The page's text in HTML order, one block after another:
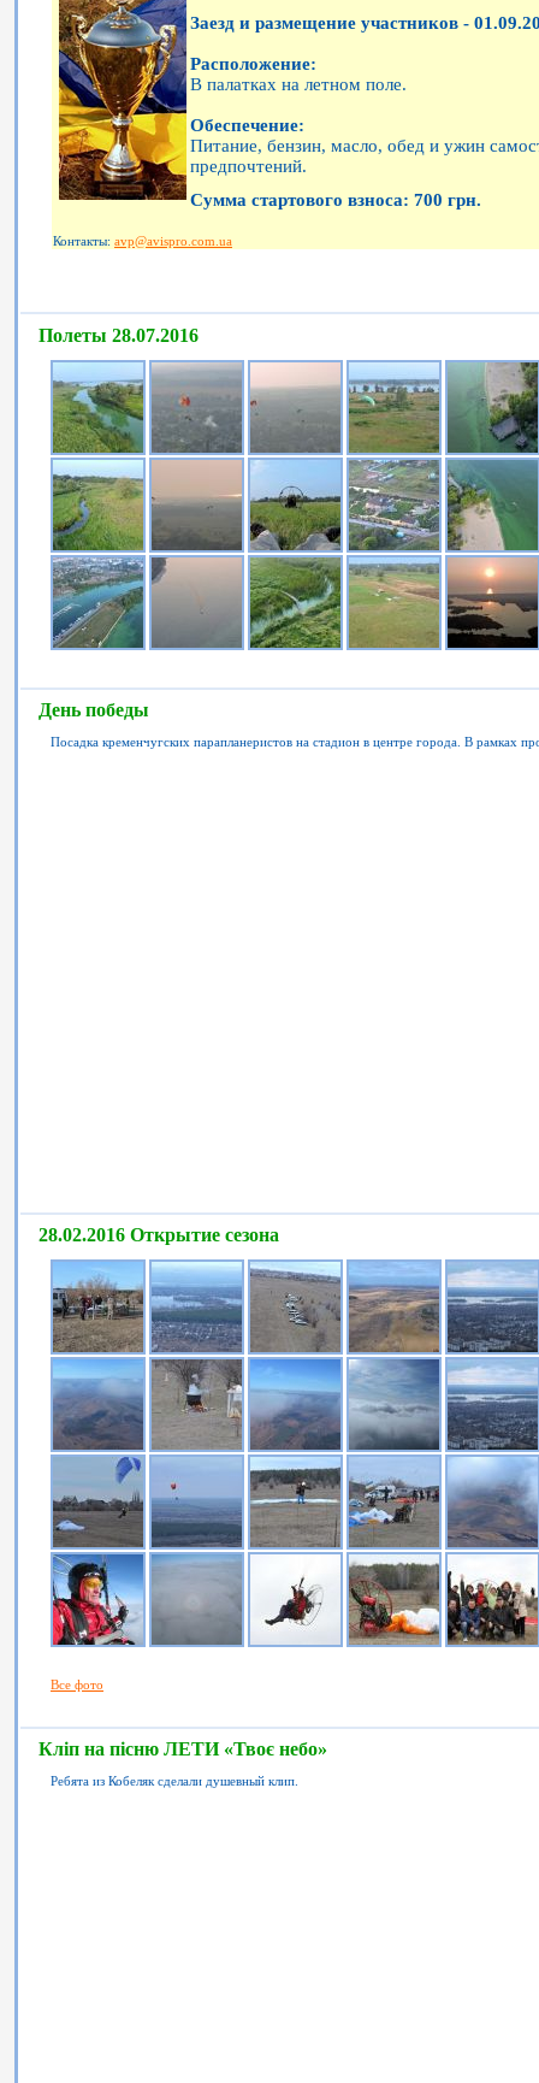
Заезд и размещение участников -
Расположение:
В палатках на летном поле.
Обеспечение:
Питание, бензин, масло, обед и ужин
предпочтений.
Сумма стартового взноса: 700 грн.
Контакты: avp@avispro.com.ua
Полеты 28.07.2016
День победы
Посадка кременчугских парапланеристов на стадион в центре города. В рамках
28.02.2016 Открытие сезона
Все фото
Кліп на пісню ЛЕТИ «Твоє небо»
Ребята из Кобеляк сделали душевный клип.